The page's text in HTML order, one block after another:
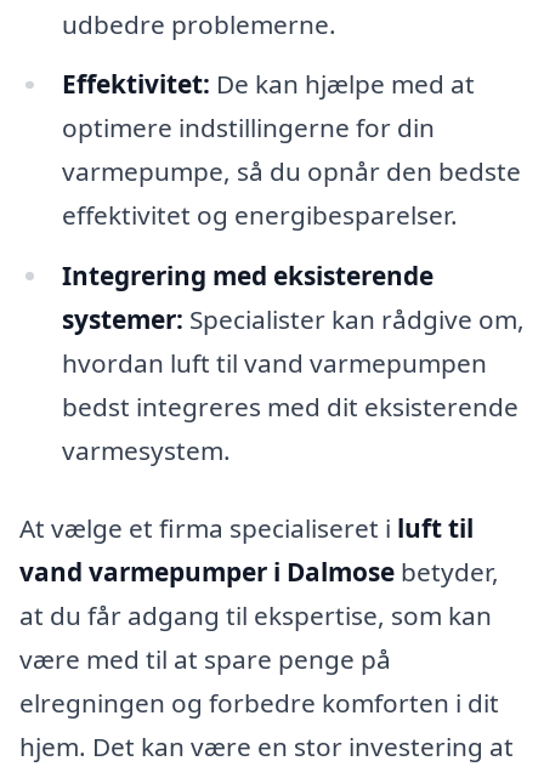
udbedre problemerne.
Effektivitet: De kan hjælpe med at
optimere indstillingerne for din
varmepumpe, så du opnår den bedste
effektivitet og energibesparelser.
Integrering med eksisterende
systemer: Specialister kan rådgive om,
hvordan luft til vand varmepumpen
bedst integreres med dit eksisterende
varmesystem.
At vælge et firma specialiseret i luft til
vand varmepumper i Dalmose betyder,
at du får adgang til ekspertise, som kan
være med til at spare penge på
elregningen og forbedre komforten i dit
hjem. Det kan være en stor investering at